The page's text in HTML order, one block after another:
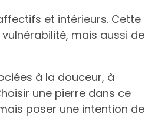
et intérieurs. Cette
mais aussi de
à la douceur, à
une pierre dans ce
poser une intention de